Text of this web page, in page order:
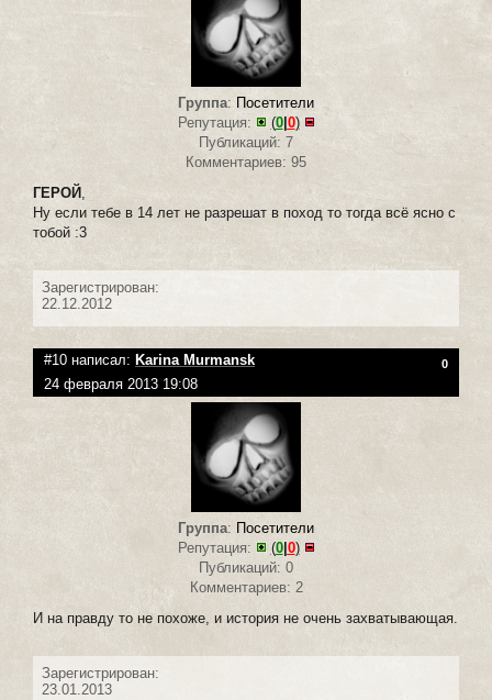
Группа: Посетители
Репутация:
(0| 0)
Публикаций: 7
Комментариев: 95
ГЕРОЙ ,
Ну если тебе в 14 лет не разрешат в поход то тогда всё ясно с
тобой :3
Зарегистрирован:
22.12.2012
#10 написал: Karina Murmansk 0
24 февраля 2013 19:08
Группа: Посетители
Репутация:
(0| 0)
Публикаций: 0
Комментариев: 2
И на правду то не похоже, и история не очень захватывающая.
Зарегистрирован:
23.01.2013